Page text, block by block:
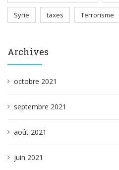
Syrie taxes Terrorisme
Archives
octobre 2021
septembre 2021
août 2021
juin 2021